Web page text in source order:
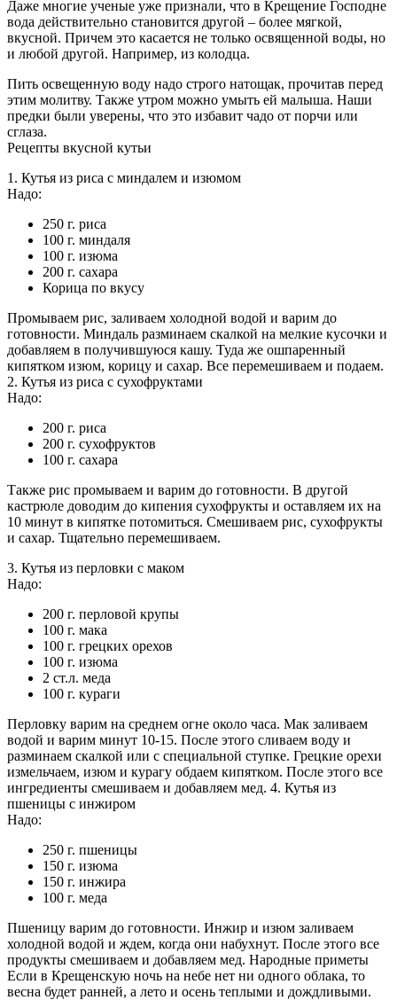
Даже многие ученые уже признали, что в Крещение Господне
вода действительно становится другой – более мягкой,
вкусной. Причем это касается не только освященной воды, но
и любой другой. Например, из колодца.
Пить освещенную воду надо строго натощак, прочитав перед
этим молитву. Также утром можно умыть ей малыша. Наши
предки были уверены, что это избавит чадо от порчи или
сглаза.
Рецепты вкусной кутьи
1. Кутья из риса с миндалем и изюмом
Надо:
250 г. риса
100 г. миндаля
100 г. изюма
200 г. сахара
Корица по вкусу
Промываем рис, заливаем холодной водой и варим до
готовности. Миндаль разминаем скалкой на мелкие кусочки и
добавляем в получившуюся кашу. Туда же ошпаренный
кипятком изюм, корицу и сахар. Все перемешиваем и подаем.
2. Кутья из риса с сухофруктами
Надо:
200 г. риса
200 г. сухофруктов
100 г. сахара
Также рис промываем и варим до готовности. В другой
кастрюле доводим до кипения сухофрукты и оставляем их на
10 минут в кипятке потомиться. Смешиваем рис, сухофрукты
и сахар. Тщательно перемешиваем.
3. Кутья из перловки с маком
Надо:
200 г. перловой крупы
100 г. мака
100 г. грецких орехов
100 г. изюма
2 ст.л. меда
100 г. кураги
Перловку варим на среднем огне около часа. Мак заливаем
водой и варим минут 10-15. После этого сливаем воду и
разминаем скалкой или с специальной ступке. Грецкие орехи
измельчаем, изюм и курагу обдаем кипятком. После этого все
ингредиенты смешиваем и добавляем мед. 4. Кутья из
пшеницы с инжиром
Надо:
250 г. пшеницы
150 г. изюма
150 г. инжира
100 г. меда
Пшеницу варим до готовности. Инжир и изюм заливаем
холодной водой и ждем, когда они набухнут. После этого все
продукты смешиваем и добавляем мед. Народные приметы
Если в Крещенскую ночь на небе нет ни одного облака, то
весна будет ранней, а лето и осень теплыми и дождливыми.